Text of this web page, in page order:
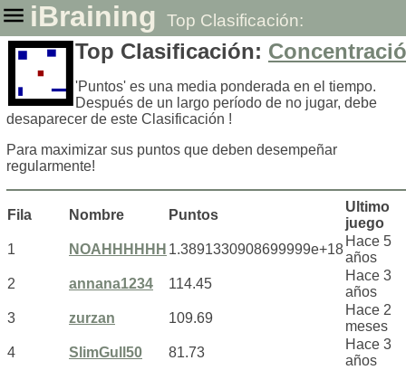
iBraining
Top Clasificación:
ConcentraciónTop Clasificación:
'Puntos' es una media ponderada en el tiempo.
Después de un largo período de no jugar, debe
desaparecer de este Clasificación !
Para maximizar sus puntos que deben desempeñar
regularmente!
Fila Nombre Puntos
Ultimo
juego
1
NOAHHHHHH 1.3891330908699999e+18
Hace 5
años
2
annana1234 114.45
Hace 3
años
3
zurzan 109.69
Hace 2
meses
4
SlimGull50 81.73
Hace 3
años